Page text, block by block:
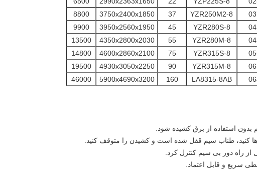
YZR250M2-8
37
3750x2400x1850
8800
YZR280S-8
45
3950x2560x1950
9900
YZR280M-8
55
4350x2800x2030
13500
YZR315S-8
75
4600x2860x2100
14800
YZR315M-8
90
4930x3050x2250
19500
LA8315-8AB
160
5900x4690x3200
46000